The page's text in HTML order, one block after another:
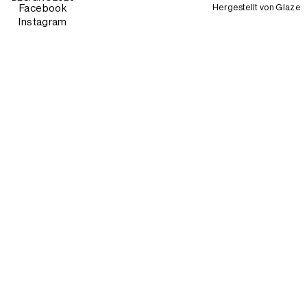
Facebook
Instagram
Hergestellt vonGlaze